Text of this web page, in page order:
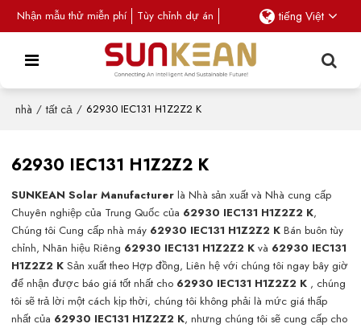
Nhận mẫu thử miễn phí Tùy chỉnh dự án tiếng Việt
nhà / tất cả / 62930 IEC131 H1Z2Z2 K
62930 IEC131 H1Z2Z2 K
SUNKEAN Solar Manufacturer là Nhà sản xuất và Nhà cung cấp
Chuyên nghiệp của Trung Quốc của 62930 IEC131 H1Z2Z2 K,
Chúng tôi Cung cấp nhà máy 62930 IEC131 H1Z2Z2 K Bán buôn tùy
chỉnh, Nhãn hiệu Riêng 62930 IEC131 H1Z2Z2 K và 62930 IEC131
H1Z2Z2 K Sản xuất theo Hợp đồng, Liên hệ với chúng tôi ngay bây giờ
để nhận được báo giá tốt nhất cho 62930 IEC131 H1Z2Z2 K , chúng
tôi sẽ trả lời một cách kịp thời, chúng tôi không phải là mức giá thấp
nhất của 62930 IEC131 H1Z2Z2 K, nhưng chúng tôi sẽ cung cấp cho